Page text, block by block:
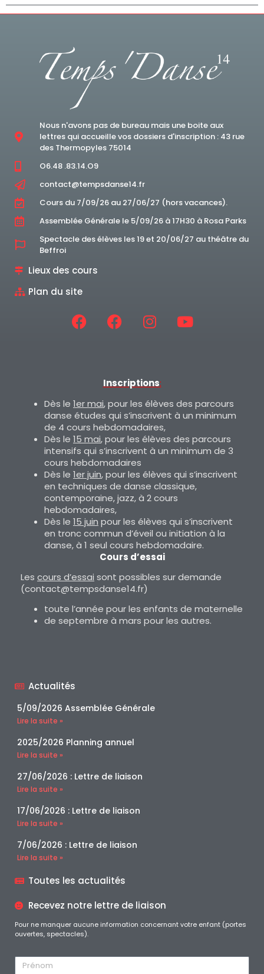
Nous n'avons pas de bureau mais une boite aux
lettres qui accueille vos dossiers d'inscription : 43 rue
des Thermopyles 75014
O6.48 .83.14.O9
contact@tempsdanse14.fr
Cours du 7/09/26 au 27/06/27 (hors vacances).
Assemblée Générale le 5/09/26 à 17H30 à Rosa Parks
Spectacle des élèves les 19 et 20/06/27 au théâtre du
Beffroi
Lieux des cours
Plan du site
Inscriptions:
Dès le 1er mai, pour les élèves des parcours
danse études qui s’inscrivent à un minimum
de 4 cours hebdomadaires,
Dès le 15 mai, pour les élèves des parcours
intensifs qui s’inscrivent à un minimum de 3
cours hebdomadaires
Dès le 1er juin, pour les élèves qui s’inscrivent
en techniques de danse classique,
contemporaine, jazz, à 2 cours
hebdomadaires,
Dès le 15 juin pour les élèves qui s’inscrivent
en tronc commun d’éveil ou initiation à la
danse, à 1 seul cours hebdomadaire.
Cours d’essai
Les cours d’essai sont possibles sur demande
(contact@tempsdanse14.fr)
toute l’année pour les enfants de maternelle
de septembre à mars pour les autres.
Actualités
5/09/2026 Assemblée Générale
Lire la suite »
2025/2026 Planning annuel
Lire la suite »
27/06/2026 : Lettre de liaison
Lire la suite »
17/06/2026 : Lettre de liaison
Lire la suite »
7/06/2026 : Lettre de liaison
Lire la suite »
Toutes les actualités
Recevez notre lettre de liaison
Pour ne manquer aucune information concernant votre enfant (portes
ouvertes, spectacles).